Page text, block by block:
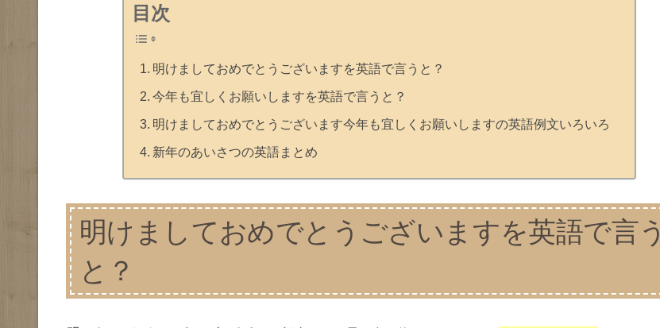
目次
明けましておめでとうございますを英語で言うと？
今年も宜しくお願いしますを英語で言うと？
明けましておめでとうございます今年も宜しくお願いしますの英語例文いろいろ
新年のあいさつの英語まとめ
明けましておめでとうございますを英語で言う
と？